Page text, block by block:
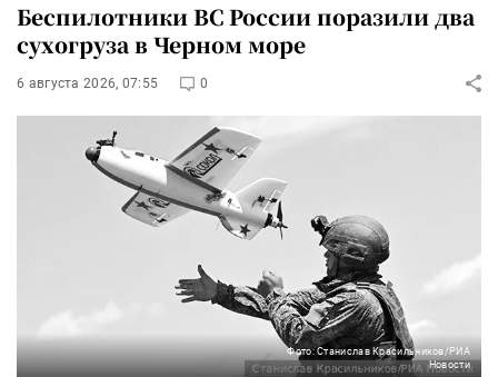
Беспилотники ВС России поразили два
сухогруза в Черном море
6 августа 2026, 07:55 0
Фото: Станислав Красильников/РИА
Новости